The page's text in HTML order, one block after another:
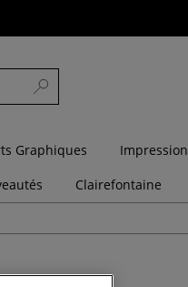
Graphiques Impression
Clairefontaine